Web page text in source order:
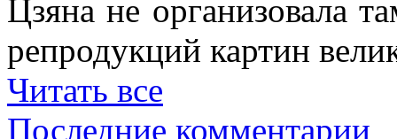
Цзяна не организовала
репродукций картин
Читать все
Последние комментарии